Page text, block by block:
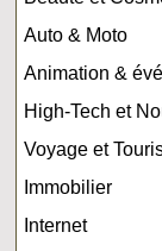
Auto & Moto
Animation &
High-Tech et
Voyage et
Immobilier
Internet